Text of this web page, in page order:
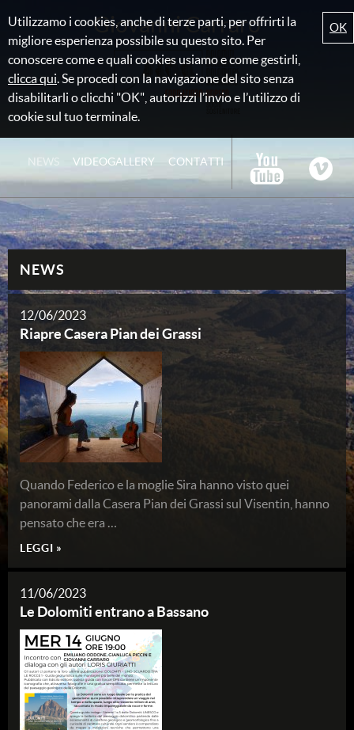
Utilizzamo i cookies, anche di terze parti, per offrirti la
migliore esperienza possibile su questo sito. Per
conoscere come e quali cookies usiamo e come gestirli,
clicca qui. Se procedi con la navigazione del sito senza
disabilitarli o clicchi "OK", autorizzi l’invio e l’utilizzo di
cookie sul tuo terminale.
OK
Giovanni Carraro
NEWS VIDEOGALLERY CONTATTI
NEWS
12/06/2023
Riapre Casera Pian dei Grassi
Quando Federico e la moglie Sira hanno visto quei
panorami dalla Casera Pian dei Grassi sul Visentin, hanno
pensato che era …
LEGGI »
11/06/2023
Le Dolomiti entrano a Bassano